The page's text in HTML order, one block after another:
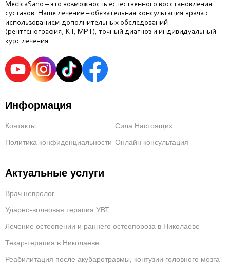
MedicaSano – это возможность естественного восстановления
суставов. Наше лечение – обязательная консультация врача с
использованием дополнительных обследований
(рентгенография, КТ, МРТ), точный диагноз и индивидуальный
курс лечения.
Информация
Контакты
Сила Настоящих
Политика конфиденциальности Онлайн консультация
Актуальные услуги
Врач невролог
Ударно-волновая терапия УВТ
Лечение остеопении и раннего остеопороза в Николаеве
Текар-терапия в Николаеве
Реабилитация после акубаротравмы, контузии головного мозга